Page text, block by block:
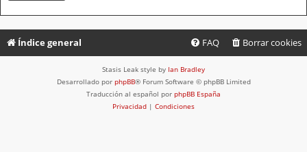
Índice general Borrar cookies
FAQ
Stasis Leak style by Ian Bradley
Desarrollado por phpBB® Forum Software © phpBB Limited
Traducción al español por phpBB España
Privacidad | Condiciones